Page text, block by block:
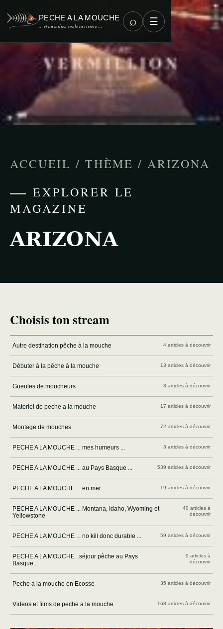
PECHE A LA MOUCHE
… et au milieu coule ta rivière … ⌕ ☰
ACCUEIL / THÈME / ARIZONA
EXPLORER LE
MAGAZINE
ARIZONA
Choisis ton stream
Autre destination pêche à la mouche 4 articles à découvrir
Débuter à la pêche à la mouche 13 articles à découvrir
Gueules de moucheurs 3 articles à découvrir
Materiel de peche a la mouche 17 articles à découvrir
Montage de mouches 72 articles à découvrir
PECHE A LA MOUCHE ... mes humeurs ... 3 articles à découvrir
PECHE A LA MOUCHE ... au Pays Basque ... 539 articles à découvrir
PECHE A LA MOUCHE ... en mer ... 19 articles à découvrir
PECHE A LA MOUCHE ... Montana, Idaho, Wyoming et
Yellowstone
40 articles à
découvrir
PECHE A LA MOUCHE ... no kill donc durable ... 59 articles à découvrir
PECHE A LA MOUCHE ..séjour pêche au Pays
Basque...
9 articles à
découvrir
Peche a la mouche en Ecosse 35 articles à découvrir
Videos et films de peche a la mouche 168 articles à découvrir